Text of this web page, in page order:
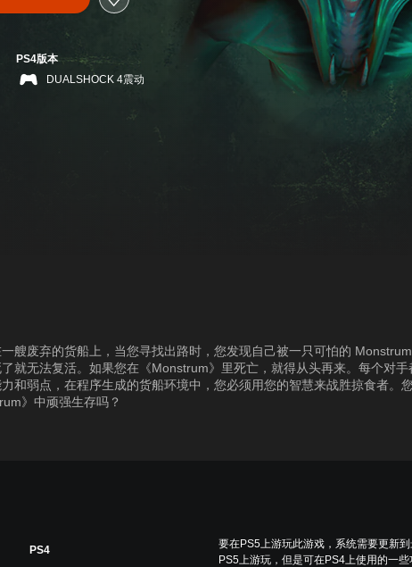
PS4版本
DUALSHOCK 4震动
艘废弃的货船上，当您寻找出路时，您发现自己被一只可怕的
了就无法复活。如果您在《Monstrum》里死亡，就得从头再来。每个对
和弱点，在程序生成的货船环境中，您必须用您的智慧来战胜掠食者。
》中顽强生存吗？
PS4
要在PS5上游玩此游戏，系统需要更新
PS5上游玩，但是可在PS4上使用的一